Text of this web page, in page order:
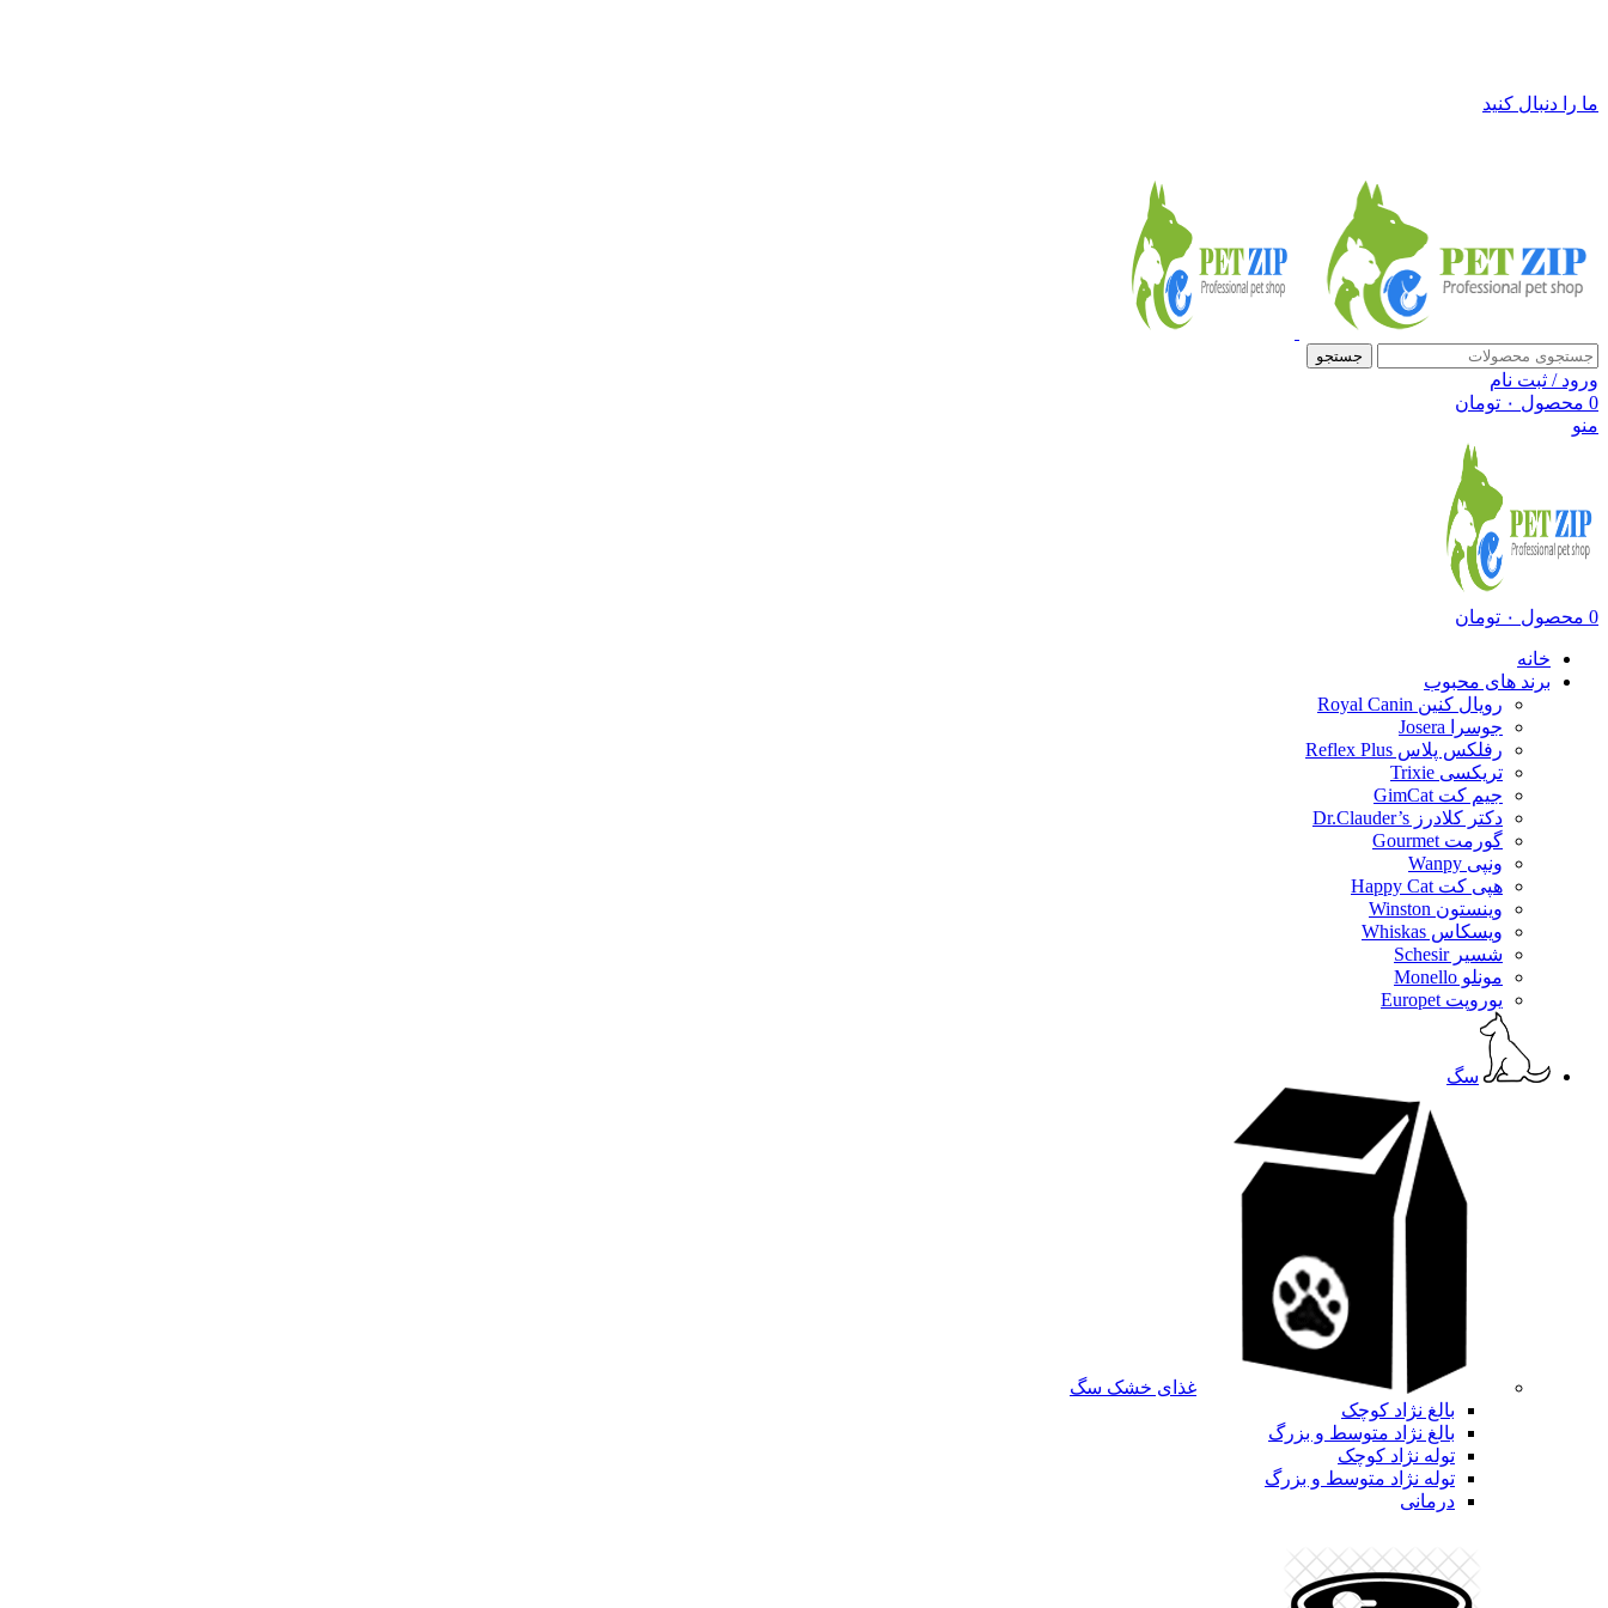
ما را دنبال کنید
جستجو
ورود / ثبت نام
0 محصول ۰ تومان
منو
0 محصول ۰ تومان
خانه
برند های محبوب
رویال کنین Royal Canin
جوسرا Josera
رفلکس پلاس Reflex Plus
تریکسی Trixie
جیم کت GimCat
دکتر کلادرز Dr.Clauder’s
گورمت Gourmet
ونپی Wanpy
هپی کت Happy Cat
وینستون Winston
ویسکاس Whiskas
شسیر Schesir
مونلو Monello
یوروپت Europet
سگ
غذای خشک سگ
بالغ نژاد کوچک
بالغ نژاد متوسط و بزرگ
توله نژاد کوچک
توله نژاد متوسط و بزرگ
درمانی